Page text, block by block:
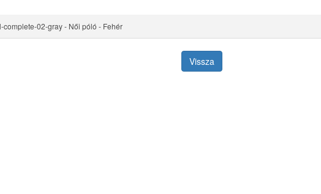
complete-02-gray - Női póló - Fehér
Vissza